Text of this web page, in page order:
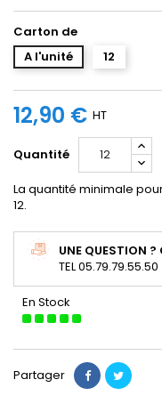
Carton de
A l'unité
12
12,90 € HT
Quantité
La quantité minimale
12.
UNE QUESTION
TEL 05.79.79.55.50
En Stock
Partager